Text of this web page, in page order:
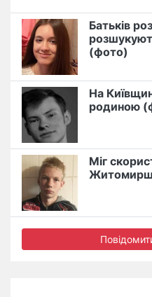
Батьків
(фото)
На
родиною
Міг